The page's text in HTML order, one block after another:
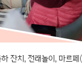
잔치, 전래놀이, 마르